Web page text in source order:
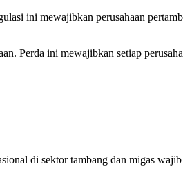
ini mewajibkan perusahaan
Perda ini mewajibkan setiap
di sektor tambang dan migas